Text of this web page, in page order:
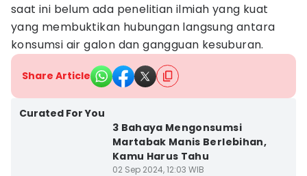
saat ini belum ada penelitian ilmiah yang kuat
yang membuktikan hubungan langsung antara
konsumsi air galon dan gangguan kesuburan.
Share Article
Curated For You
3 Bahaya Mengonsumsi
Martabak Manis Berlebihan,
Kamu Harus Tahu
02 Sep 2024, 12:03 WIB